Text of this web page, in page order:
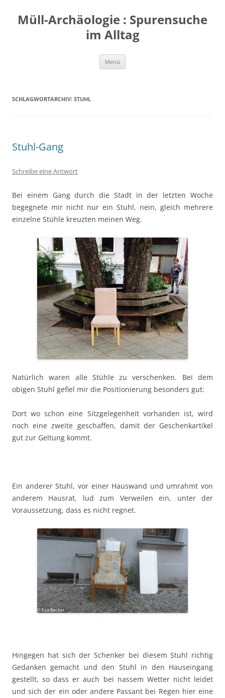
springen
Müll-Archäologie : Spurensuche
im Alltag
Menü
SCHLAGWORTARCHIV: STUHL
Stuhl-Gang
Schreibe eine Antwort
Bei einem Gang durch die Stadt in der letzten Woche
begegnete mir nicht nur ein Stuhl, nein, gleich mehrere
einzelne Stühle kreuzten meinen Weg.
Natürlich waren alle Stühle zu verschenken. Bei dem
obigen Stuhl gefiel mir die Positionierung besonders gut:
Dort wo schon eine Sitzgelegenheit vorhanden ist, wird
noch eine zweite geschaffen, damit der Geschenkartikel
gut zur Geltung kommt.
Ein anderer Stuhl, vor einer Hauswand und umrahmt von
anderem Hausrat, lud zum Verweilen ein, unter der
Voraussetzung, dass es nicht regnet.
Hingegen hat sich der Schenker bei diesem Stuhl richtig
Gedanken gemacht und den Stuhl in den Hauseingang
gestellt, so dass er auch bei nassem Wetter nicht leidet
und sich der ein oder andere Passant bei Regen hier eine